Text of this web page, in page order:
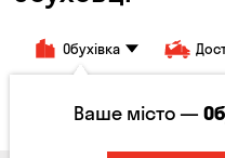
Обухівка
Всі товари Пиво
Ваше місто —